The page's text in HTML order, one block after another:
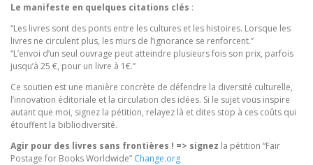
Le manifeste en quelques citations clés :
“Les livres sont des ponts entre les cultures et les histoires. Lorsque les
livres ne circulent plus, les murs de l’ignorance se renforcent.”
“L’envoi d’un seul ouvrage peut atteindre plusieurs fois son prix, parfois
jusqu’à 25 €, pour un livre à 1€.”
Ce soutien est une manière concrète de défendre la diversité culturelle,
l’innovation éditoriale et la circulation des idées. Si le sujet vous inspire
autant que moi, signez la pétition, relayez là et dites stop à ces coûts qui
étouffent la bibliodiversité.
Agir pour des livres sans frontières ! => signez la pétition “Fair
Postage for Books Worldwide” Change.org